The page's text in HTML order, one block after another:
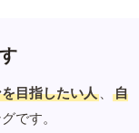
目指したい人 、
自
です。